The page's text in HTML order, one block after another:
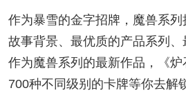
作为暴雪的金字招牌，魔兽系
故事背景、最优质的产品系列、
作为魔兽系列的最新作品，《
700种不同级别的卡牌等你去解